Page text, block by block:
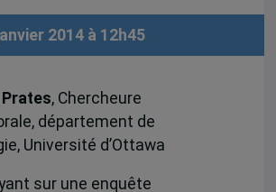
2014 à 12h45
Prates, Chercheure
département de
Université d’Ottawa
sur une enquête